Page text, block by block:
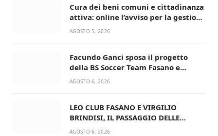
Cura dei beni comuni e cittadinanza
attiva: online l’avviso per la gestione
condivisa della Villetta di Laureto
AGOSTO 5, 2026
Facundo Ganci sposa il progetto
della BS Soccer Team Fasano e
ritorna in campo
AGOSTO 6, 2026
LEO CLUB FASANO E VIRGILIO
BRINDISI, IL PASSAGGIO DELLE
CONSEGNE RINNOVA UN’AMICIZIA
AGOSTO 6, 2026